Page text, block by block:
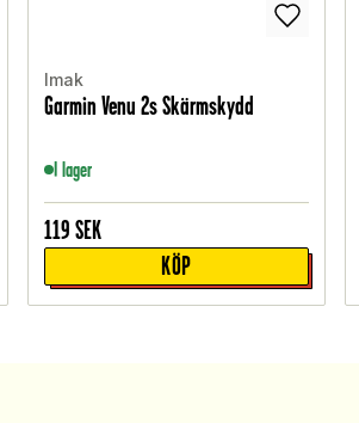
Imak
Garmin Venu 2s Skärmskydd
I lager
119 SEK
KÖP